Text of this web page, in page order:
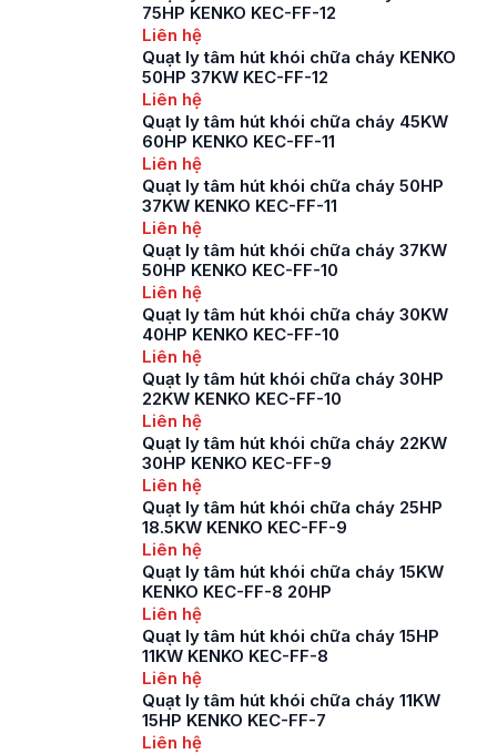
75HP KENKO KEC-FF-12
Liên hệ
Quạt ly tâm hút khói chữa cháy KENKO
50HP 37KW KEC-FF-12
Liên hệ
Quạt ly tâm hút khói chữa cháy 45KW
60HP KENKO KEC-FF-11
Liên hệ
Quạt ly tâm hút khói chữa cháy 50HP
37KW KENKO KEC-FF-11
Liên hệ
Quạt ly tâm hút khói chữa cháy 37KW
50HP KENKO KEC-FF-10
Liên hệ
Quạt ly tâm hút khói chữa cháy 30KW
40HP KENKO KEC-FF-10
Liên hệ
Quạt ly tâm hút khói chữa cháy 30HP
22KW KENKO KEC-FF-10
Liên hệ
Quạt ly tâm hút khói chữa cháy 22KW
30HP KENKO KEC-FF-9
Liên hệ
Quạt ly tâm hút khói chữa cháy 25HP
18.5KW KENKO KEC-FF-9
Liên hệ
Quạt ly tâm hút khói chữa cháy 15KW
KENKO KEC-FF-8 20HP
Liên hệ
Quạt ly tâm hút khói chữa cháy 15HP
11KW KENKO KEC-FF-8
Liên hệ
Quạt ly tâm hút khói chữa cháy 11KW
15HP KENKO KEC-FF-7
Liên hệ